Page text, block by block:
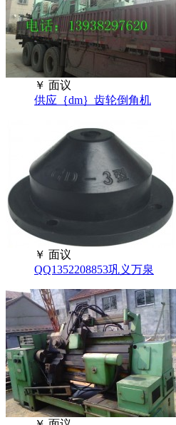
￥ 面议
供应｛dm｝齿轮倒角机
￥ 面议
QQ1352208853巩义万泉